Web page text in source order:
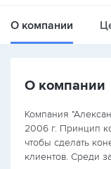
О компании
О компании
Компания
2006 г. Принцип
чтобы сделать
клиентов. Среди